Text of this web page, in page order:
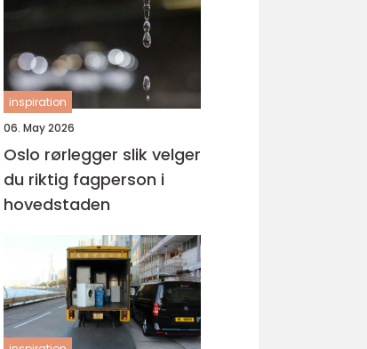
inspiration
06. May 2026
Oslo rørlegger slik velger
du riktig fagperson i
hovedstaden